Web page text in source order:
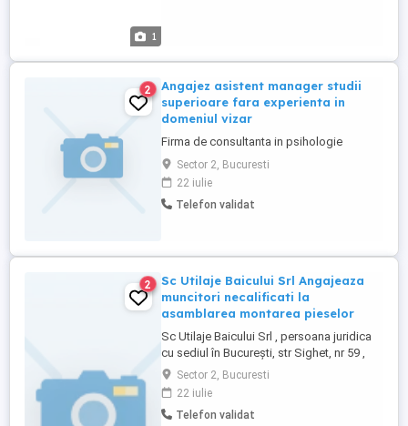
1
2
Angajez asistent manager studii
superioare fara experienta in
domeniul vizar
Firma de consultanta in psihologie
Sector 2, Bucuresti
22 iulie
Telefon validat
2
Sc Utilaje Baicului Srl Angajeaza
muncitori necalificati la
asamblarea montarea pieselor
Sc Utilaje Baicului Srl , persoana juridica
cu sediul în București, str Sighet, nr 59 ,
sector 2 , avand cod unic 44399397
angajează. Muncitor necalificat la
asamblarea , montarea pieselor Cod Cor
932906 20 posturi vacante Așteptăm cv-
Sector 2, Bucuresti
22 iulie
Telefon validat